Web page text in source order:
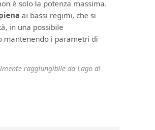
è solo la potenza massima.
ai bassi regimi, che si
in una possibile
mantenendo i parametri di
raggiungibile da Lago di